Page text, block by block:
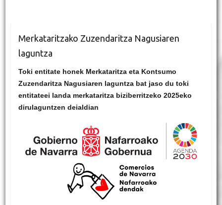
Merkataritzako Zuzendaritza Nagusiaren
laguntza
Toki entitate honek Merkataritza eta Kontsumo
Zuzendaritza Nagusiaren laguntza bat jaso du toki
entitateei landa merkataritza biziberritzeko 2025eko
dirulaguntzen deialdian